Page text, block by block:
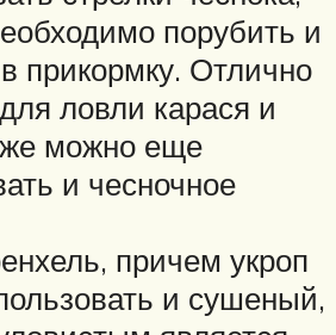
порубить и
прикормку. Отлично
ловли карася и
можно еще
и чесночное
причем укроп
и сушеный,